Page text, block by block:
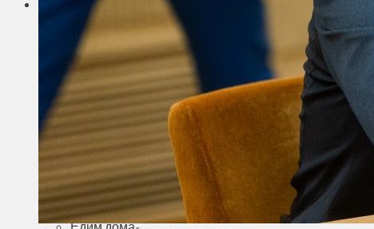
Фоторепортаж
Туризм
ЛК рекомендует
Сеньорам
Образование
Здравоохранение
Экология
Происшествия
Приграничье
Деньги
Визиты
Выборы
Агроновости